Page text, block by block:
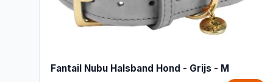
Fantail Nubu Halsband Hond - Grijs - M